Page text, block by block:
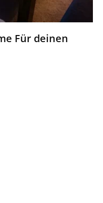
Für deinen